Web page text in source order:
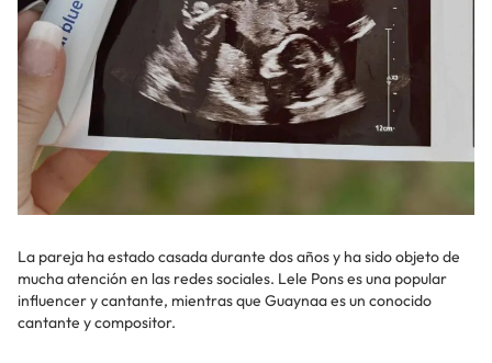
La pareja ha estado casada durante dos años y ha sido objeto de
mucha atención en las redes sociales. Lele Pons es una popular
influencer y cantante, mientras que Guaynaa es un conocido
cantante y compositor.